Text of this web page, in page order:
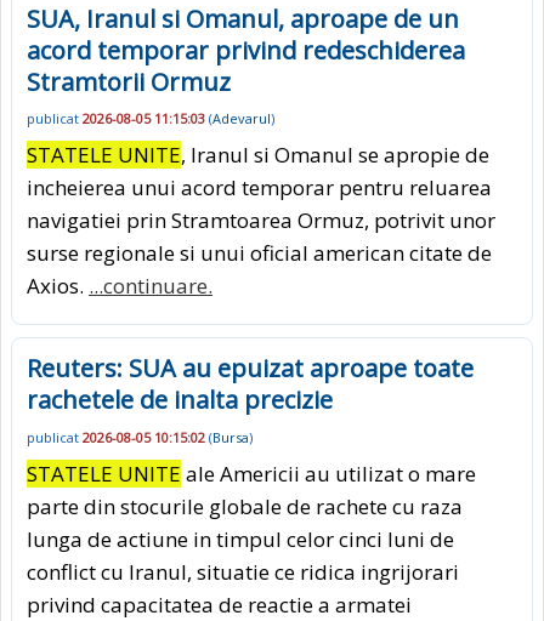
SUA, Iranul si Omanul, aproape de un
acord temporar privind redeschiderea
Stramtorii Ormuz
publicat 2026-08-05 11:15:03 (Adevarul)
STATELE UNITE, Iranul si Omanul se apropie de
incheierea unui acord temporar pentru reluarea
navigatiei prin Stramtoarea Ormuz, potrivit unor
surse regionale si unui oficial american citate de
Axios. ...continuare.
Reuters: SUA au epuizat aproape toate
rachetele de inalta precizie
publicat 2026-08-05 10:15:02 (Bursa)
STATELE UNITE ale Americii au utilizat o mare
parte din stocurile globale de rachete cu raza
lunga de actiune in timpul celor cinci luni de
conflict cu Iranul, situatie ce ridica ingrijorari
privind capacitatea de reactie a armatei